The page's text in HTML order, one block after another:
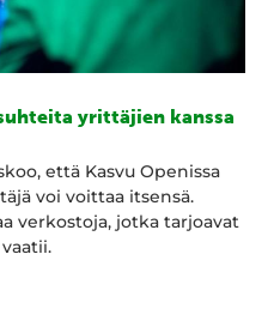
yrittäjien kanssa
että Kasvu Openissa
voi voittaa itsensä.
verkostoja, jotka tarjoavat